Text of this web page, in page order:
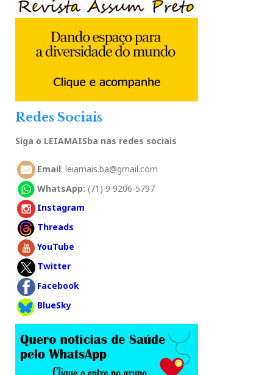
Redes Sociais
Siga o LEIAMAISba nas redes sociais
Email: leiamais.ba@gmail.com
WhatsApp: (71) 9 9206-5797
Instagram
Threads
YouTube
Twitter
Facebook
BlueSky